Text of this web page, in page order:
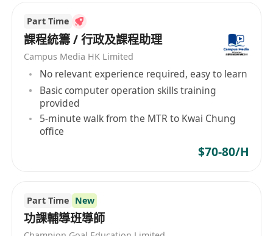
Part Time
課程統籌 / 行政及課程助理
Campus Media HK Limited
No relevant experience required, easy to learn
Basic computer operation skills training
provided
5-minute walk from the MTR to Kwai Chung
office
$70-80/H
Part Time New
功課輔導班導師